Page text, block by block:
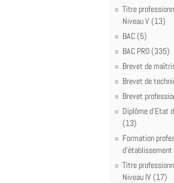
Titre
Niveau V (13)
BAC (5)
BAC PRO (335)
Brevet de
Brevet de
Brevet
Diplôme d'Etat
(13)
Formation
Titre
Niveau IV (17)